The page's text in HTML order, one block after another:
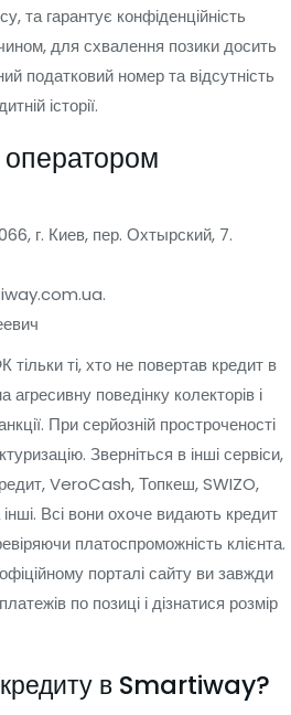
та гарантує конфіденційність
для схвалення позики досить
податковий номер та відсутність
історії.
оператором
г. Киев, пер. Охтырский, 7.
ті, хто не повертав кредит в
агресивну поведінку колекторів і
При серйозній простроченості
Зверніться в інші сервіси,
VeroCash, Топкеш, SWIZO,
Всі вони охоче видають кредит
платоспроможність клієнта.
порталі сайту ви завжди
по позиці і дізнатися розмір
кредиту в Smartiway?